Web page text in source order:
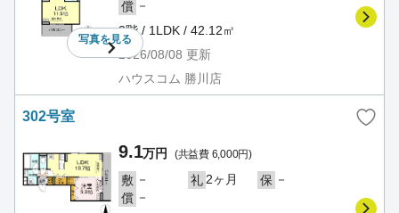
写真を見る
償 －
3階 / 1LDK / 42.12㎡
2026/08/08 更新
ハウスコム 勝川店
302号室
9.1万円 (共益費 6,000円)
敷 － 礼 2ヶ月 保 －
償 －